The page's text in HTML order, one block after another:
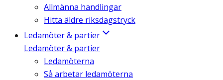
Allmänna handlingar
Hitta äldre riksdagstryck
Ledamöter & partier
Ledamöter & partier
Ledamöterna
Så arbetar ledamöterna